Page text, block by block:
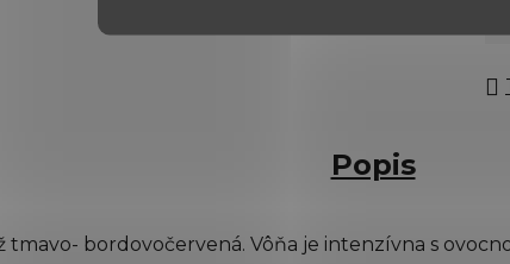
Popis
tmavo- bordovočervená. Vôňa je intenzívna s